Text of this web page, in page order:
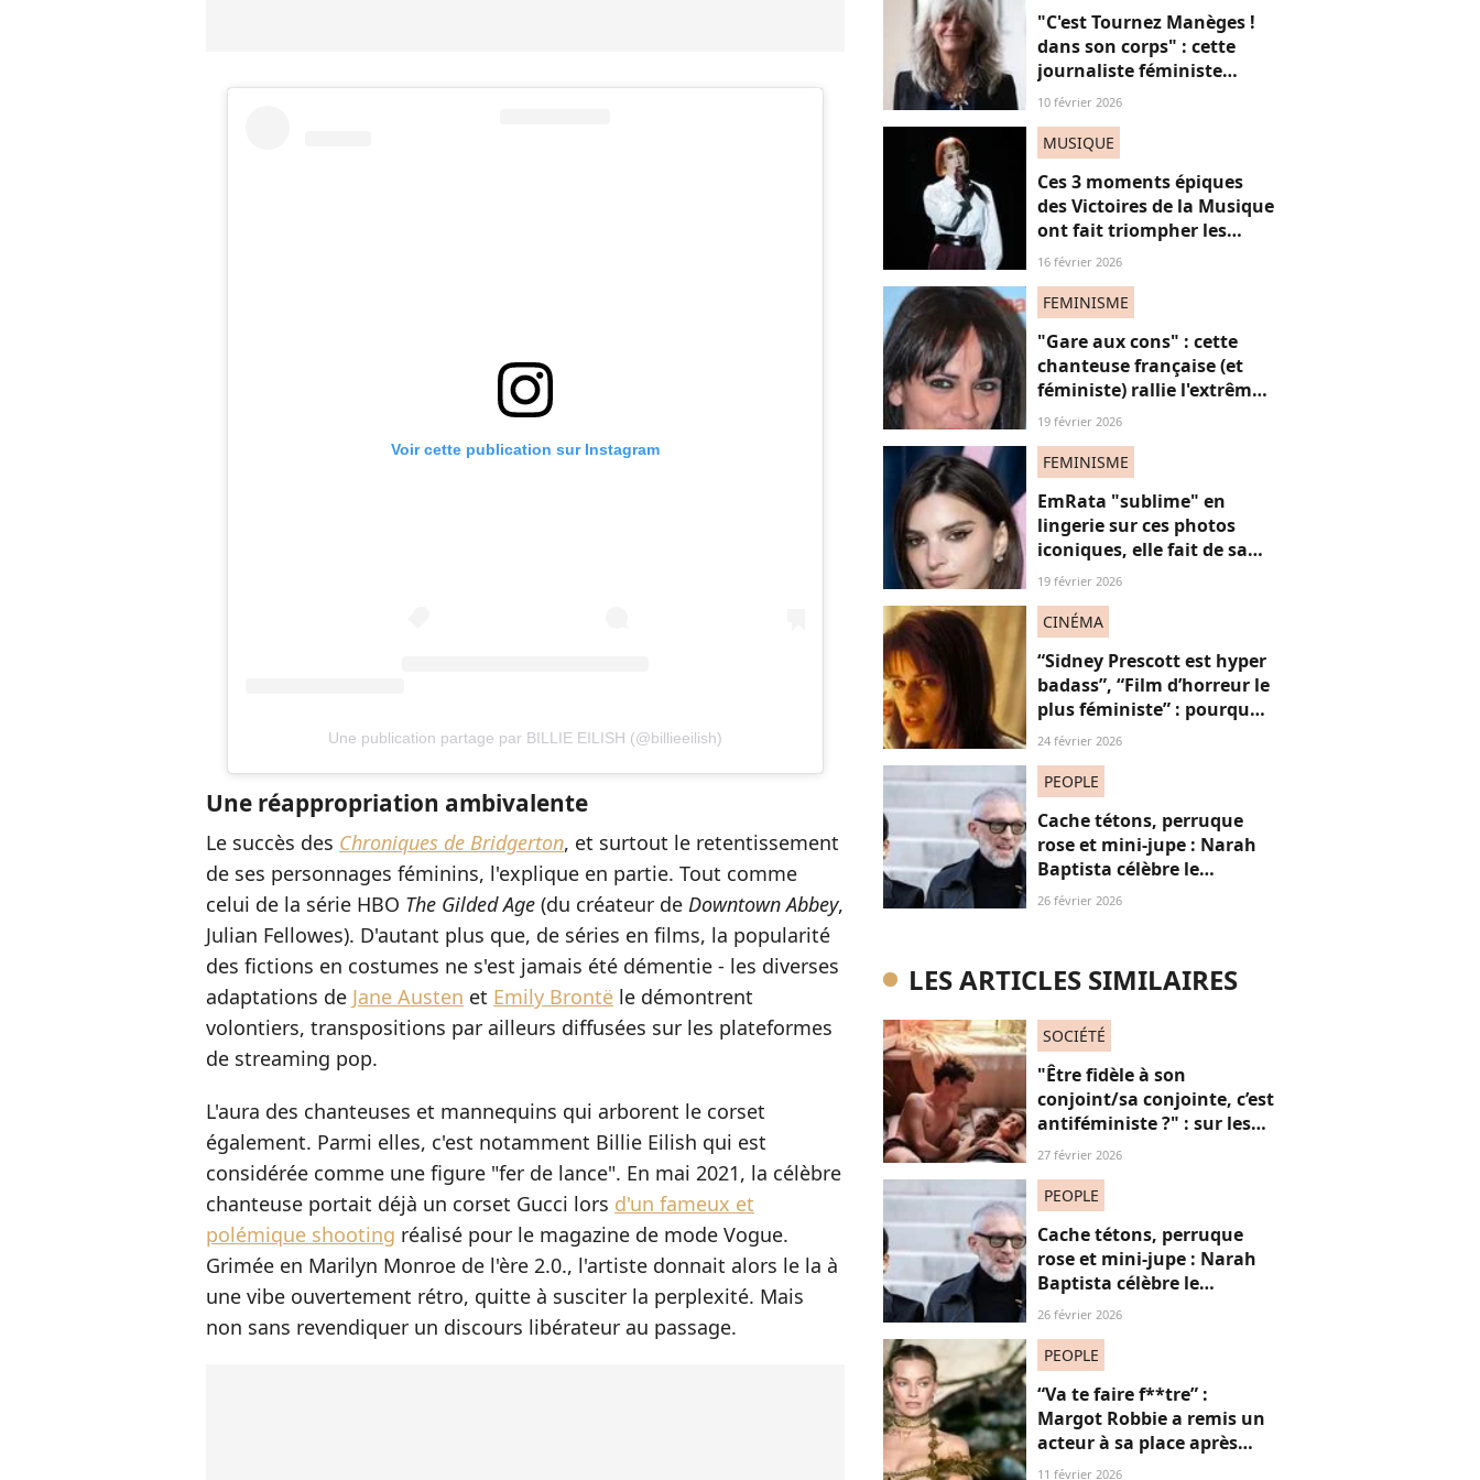
Voir cette publication sur Instagram
Une publication partage par BILLIE EILISH (@billieeilish)
Une réappropriation ambivalente
Le succès des Chroniques de Bridgerton, et surtout le retentissement
de ses personnages féminins, l'explique en partie. Tout comme
celui de la série HBO The Gilded Age (du créateur de Downtown Abbey,
Julian Fellowes). D'autant plus que, de séries en films, la popularité
des fictions en costumes ne s'est jamais été démentie - les diverses
adaptations de Jane Austen et Emily Brontë le démontrent
volontiers, transpositions par ailleurs diffusées sur les plateformes
de streaming pop.
L'aura des chanteuses et mannequins qui arborent le corset
également. Parmi elles, c'est notamment Billie Eilish qui est
considérée comme une figure "fer de lance". En mai 2021, la célèbre
chanteuse portait déjà un corset Gucci lors d'un fameux et
polémique shooting réalisé pour le magazine de mode Vogue.
Grimée en Marilyn Monroe de l'ère 2.0., l'artiste donnait alors le la à
une vibe ouvertement rétro, quitte à susciter la perplexité. Mais
non sans revendiquer un discours libérateur au passage.
"C'est Tournez Manèges !
dans son corps" : cette
journaliste féministe
défend ses cheveux blancs
10 février 2026
MUSIQUE
Ces 3 moments épiques
des Victoires de la Musique
ont fait triompher les
femmes, mais surtout le
16 février 2026
FEMINISME
"Gare aux cons" : cette
chanteuse française (et
féministe) rallie l'extrême
droite ? Les fans "très
19 février 2026
FEMINISME
EmRata "sublime" en
lingerie sur ces photos
iconiques, elle fait de sa
sensualité une force
19 février 2026
CINÉMA
“Sidney Prescott est hyper
badass”, “Film d’horreur le
plus féministe” : pourquoi
on attend intensément le
Neve Campbell
24 février 2026
PEOPLE
Cache tétons, perruque
rose et mini-jupe : Narah
Baptista célèbre le
carnaval de Rio avec son
26 février 2026
LES ARTICLES SIMILAIRES
SOCIÉTÉ
"Être fidèle à son
conjoint/sa conjointe, c’est
antiféministe ?" : sur les
réseaux sociaux, cette
27 février 2026
PEOPLE
Cache tétons, perruque
rose et mini-jupe : Narah
Baptista célèbre le
carnaval de Rio avec son
de 30 ans son aîné
26 février 2026
PEOPLE
“Va te faire f**tre” :
Margot Robbie a remis un
acteur à sa place après
qu’il lui a conseillé de
11 février 2026